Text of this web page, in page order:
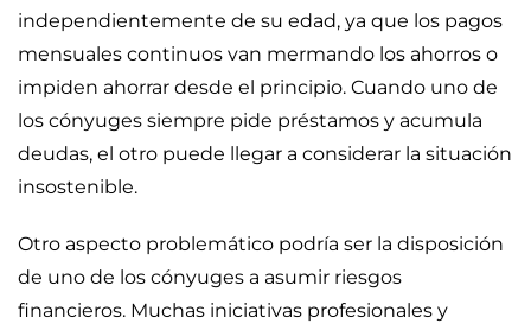
independientemente de su edad, ya que los pagos
mensuales continuos van mermando los ahorros o
impiden ahorrar desde el principio. Cuando uno de
los cónyuges siempre pide préstamos y acumula
deudas, el otro puede llegar a considerar la situación
insostenible.
Otro aspecto problemático podría ser la disposición
de uno de los cónyuges a asumir riesgos
financieros. Muchas iniciativas profesionales y